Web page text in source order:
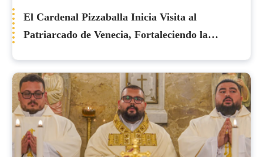
El Cardenal Pizzaballa Inicia Visita al
Patriarcado de Venecia, Fortaleciendo la